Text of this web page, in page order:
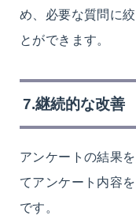
め、必要な質問に
とができます。
7.継続的な改善
アンケートの結果
てアンケート内容
です。